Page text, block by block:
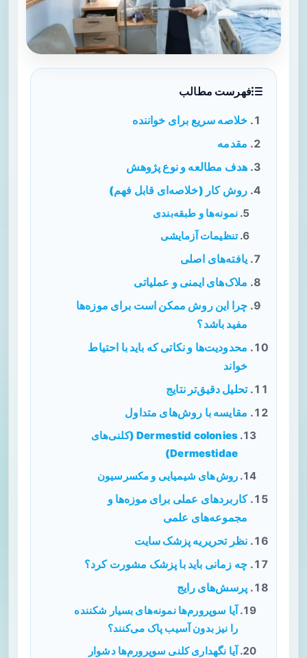
فهرست مطالب
خلاصه سریع برای خواننده
مقدمه
هدف مطالعه و نوع پژوهش
روش کار (خلاصه‌ای قابل فهم)
نمونه‌ها و طبقه‌بندی
تنظیمات آزمایشی
یافته‌های اصلی
ملاک‌های ایمنی و عملیاتی
چرا این روش ممکن است برای موزه‌ها
مفید باشد؟
محدودیت‌ها و نکاتی که باید با احتیاط
خواند
تحلیل دقیق‌تر نتایج
مقایسه با روش‌های متداول
Dermestid colonies (کلنی‌های
Dermestidae)
روش‌های شیمیایی و مکسرسیون
کاربردهای عملی برای موزه‌ها و
مجموعه‌های علمی
نظر تحریریه پزشک سایت
چه زمانی باید با پزشک مشورت کرد؟
پرسش‌های رایج
آیا سوپرورم‌ها نمونه‌های بسیار شکننده
را نیز بدون آسیب پاک می‌کنند؟
آیا نگهداری کلنی سوپرورم‌ها دشوار